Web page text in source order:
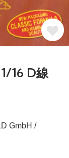
16 D線
GmbH /